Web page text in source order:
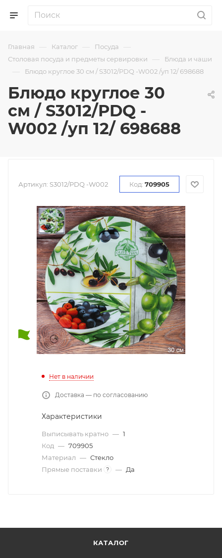
Главная — Каталог — Посуда —
Столовая посуда и предметы сервировки — Блюда и чаши
— Блюдо круглое 30 см / S3012/PDQ -W002 /уп 12/ 698688
Блюдо круглое 30
см / S3012/PDQ -
W002 /уп 12/ 698688
Артикул: S3012/PDQ -W002 Код: 709905
Нет в наличии
Доставка — по согласованию
Характеристики
Выписывать кратно — 1
Код — 709905
Материал — Стекло
Прямые поставки
? — Да
КАТАЛОГ